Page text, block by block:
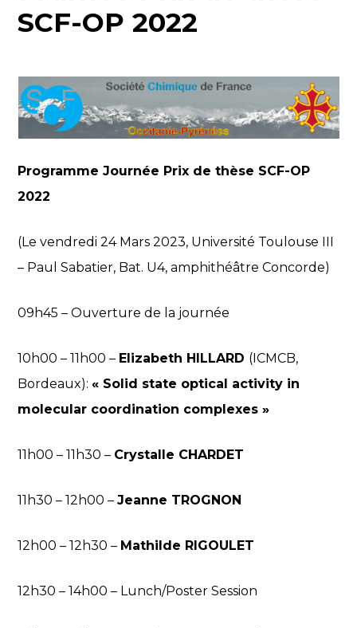
SCF-OP 2022
Programme Journée Prix de thèse SCF-OP
2022
(Le vendredi 24 Mars 2023, Université Toulouse III
– Paul Sabatier, Bat. U4, amphithéâtre Concorde)
09h45 – Ouverture de la journée
10h00 – 11h00 – Elizabeth HILLARD (ICMCB,
Bordeaux):« Solid state optical activity in
molecular coordination complexes »
11h00 – 11h30 – Crystalle CHARDET
11h30 – 12h00 –Jeanne TROGNON
12h00 – 12h30 – Mathilde RIGOULET
12h30 – 14h00 – Lunch/Poster Session